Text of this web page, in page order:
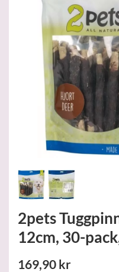
2pets
12cm, 30-
169,90 kr